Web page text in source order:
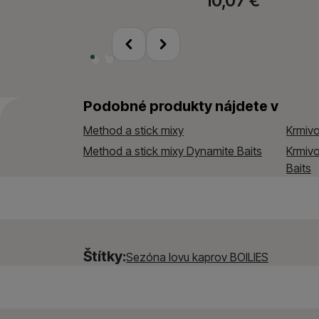
Povolené
ktoré vás skutočne
predchádzajúci
nasledujúci
Podobné produkty nájdete v
Method a stick mixy
Method a stick mixy Dynamite Baits
Baits
Štítky:Sezóna lovu kaprov BOILIES